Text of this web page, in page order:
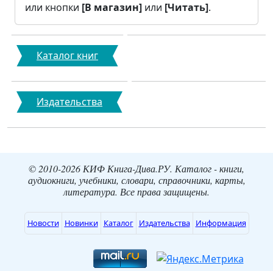
или кнопки [В магазин] или [Читать].
Каталог книг
Издательства
© 2010-2026 КИФ Книга-Дива.РУ. Каталог - книги,
аудиокниги, учебники, словари, справочники, карты,
литература. Все права защищены.
Новости Новинки Каталог Издательства Информация